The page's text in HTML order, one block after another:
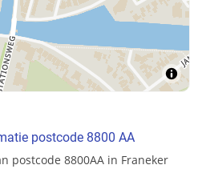
postcode 8800 AA
postcode 8800AA in Franeker